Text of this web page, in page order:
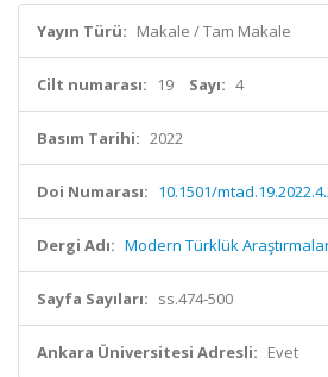
Yayın Türü: Makale / Tam Makale
Cilt numarası: 19 Sayı: 4
Basım Tarihi: 2022
Doi Numarası: 10.1501/
Dergi Adı: Modern Türklük
Sayfa Sayıları: ss.474-500
Ankara Üniversitesi Adresli: Evet